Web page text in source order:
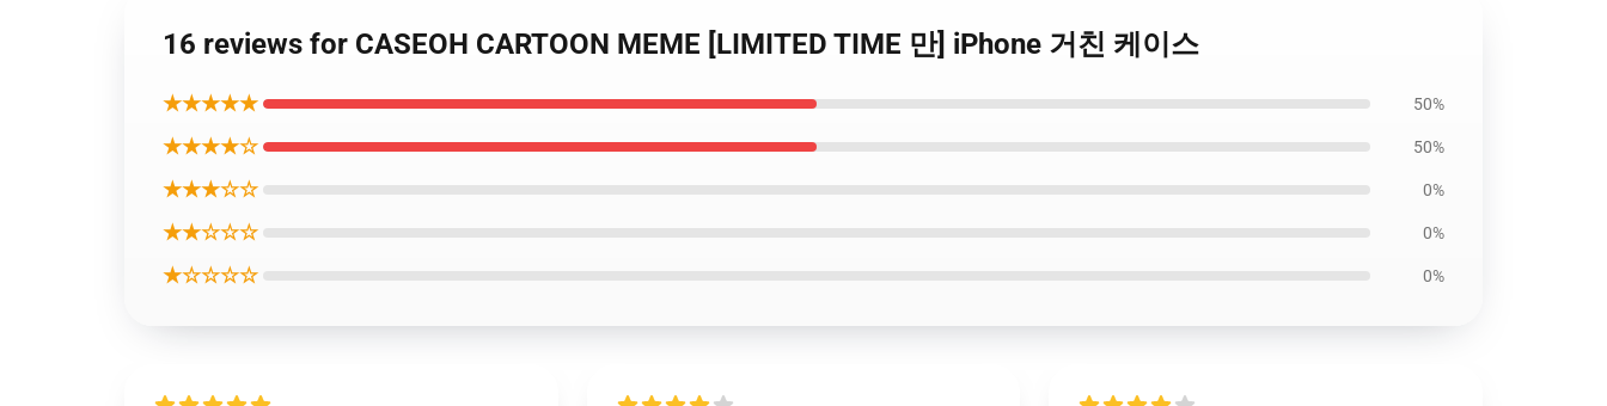
16 reviews for CASEOH CARTOON MEME [LIMITED TIME 만] iPhone 거친 케이스
★★★★★ 50%
★★★★☆ 50%
★★★☆☆ 0%
★★☆☆☆ 0%
★☆☆☆☆ 0%